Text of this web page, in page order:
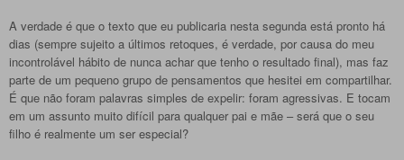
A verdade é que o texto que eu publicaria nesta segunda está pronto há
dias (sempre sujeito a últimos retoques, é verdade, por causa do meu
incontrolável hábito de nunca achar que tenho o resultado final), mas faz
parte de um pequeno grupo de pensamentos que hesitei em compartilhar.
É que não foram palavras simples de expelir: foram agressivas. E tocam
em um assunto muito difícil para qualquer pai e mãe – será que o seu
filho é realmente um ser especial?